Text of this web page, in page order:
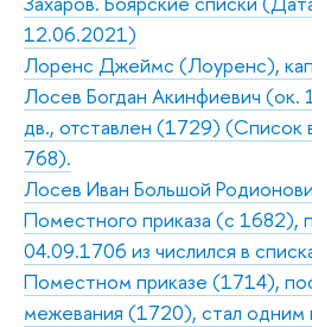
12.06.2021)
Лоренс Джеймс (Лоуренс),
Лосев Богдан Акинфиевич (ок.
дв., отставлен (1729) (Список
768).
Лосев Иван Большой
Поместного приказа (с 1682),
04.09.1706 из числился в
Поместном приказе (1714),
межевания (1720), стал одним